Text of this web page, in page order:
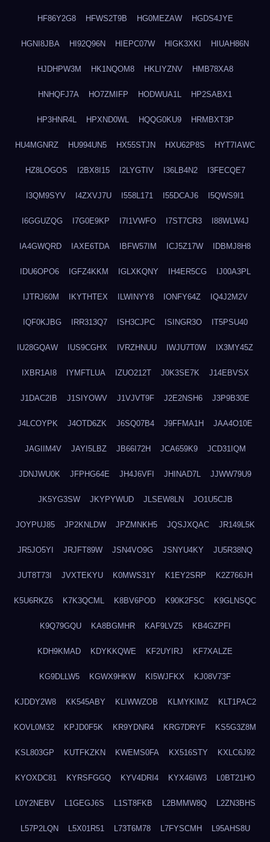
HF86Y2G8 HFWS2T9B HG0MEZAW HGDS4JYE
HGNI8JBA HI92Q96N HIEPC07W HIGK3XKI HIUAH86N
HJDHPW3M HK1NQOM8 HKLIYZNV HMB78XA8
HNHQFJ7A HO7ZMIFP HODWUA1L HP2SABX1
HP3HNR4L HPXND0WL HQQG0KU9 HRMBXT3P
HU4MGNRZ HU994UN5 HX55STJN HXU62P8S HYT7IAWC
HZ8LOGOS I2BX8I15 I2LYGTIV I36LB4N2 I3FECQE7
I3QM9SYV I4ZXVJ7U I558L171 I55DCAJ6 I5QWS9I1
I6GGUZQG I7G0E9KP I7I1VWFO I7ST7CR3 I88WLW4J
IA4GWQRD IAXE6TDA IBFW57IM ICJ5Z17W IDBMJ8H8
IDU6OPO6 IGFZ4KKM IGLXKQNY IH4ER5CG IJ00A3PL
IJTRJ60M IKYTHTEX ILWINYY8 IONFY64Z IQ4J2M2V
IQF0KJBG IRR313Q7 ISH3CJPC ISINGR3O IT5PSU40
IU28GQAW IUS9CGHX IVRZHNUU IWJU7T0W IX3MY45Z
IXBR1AI8 IYMFTLUA IZUO212T J0K3SE7K J14EBVSX
J1DAC2IB J1SIYOWV J1VJVT9F J2E2NSH6 J3P9B30E
J4LCOYPK J4OTD6ZK J6SQ07B4 J9FFMA1H JAA4O10E
JAGIIM4V JAYI5LBZ JB66I72H JCA659K9 JCD31IQM
JDNJWU0K JFPHG64E JH4J6VFI JHINAD7L JJWW79U9
JK5YG3SW JKYPYWUD JLSEW8LN JO1U5CJB
JOYPUJ85 JP2KNLDW JPZMNKH5 JQSJXQAC JR149L5K
JR5JO5YI JRJFT89W JSN4VO9G JSNYU4KY JU5R38NQ
JUT8T73I JVXTEKYU K0MWS31Y K1EY2SRP K2Z766JH
K5U6RKZ6 K7K3QCML K8BV6POD K90K2FSC K9GLNSQC
K9Q79GQU KA8BGMHR KAF9LVZ5 KB4GZPFI
KDH9KMAD KDYKKQWE KF2UYIRJ KF7XALZE
KG9DLLW5 KGWX9HKW KI5WJFKX KJ08V73F
KJDDY2W8 KK545ABY KLIWWZOB KLMYKIMZ KLT1PAC2
KOVL0M32 KPJD0F5K KR9YDNR4 KRG7DRYF KS5G3Z8M
KSL803GP KUTFKZKN KWEMS0FA KX516STY KXLC6J92
KYOXDC81 KYRSFGGQ KYV4DRI4 KYX46IW3 L0BT21HO
L0Y2NEBV L1GEGJ6S L1ST8FKB L2BMMW8Q L2ZN3BHS
L57P2LQN L5X01R51 L73T6M78 L7FYSCMH L95AHS8U